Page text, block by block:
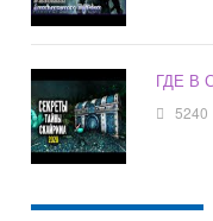
ГДЕ В
5240